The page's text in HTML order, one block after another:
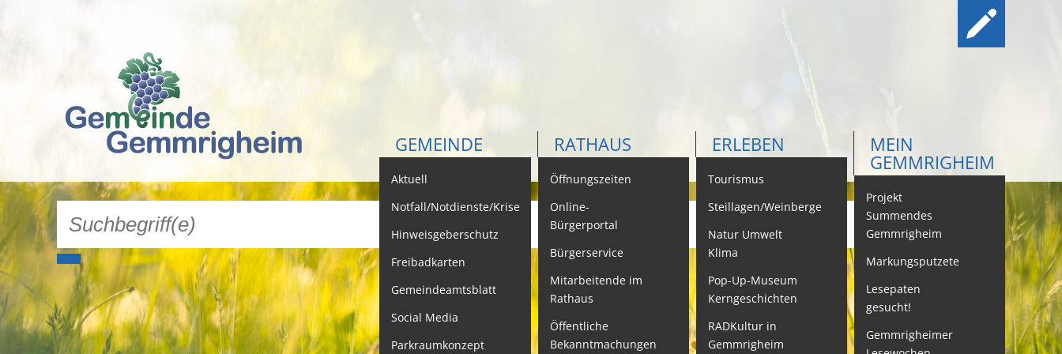
GEMEINDE
Aktuell
Notfall/Notdienste/Krise
Hinweisgeberschutz
Freibadkarten
Gemeindeamtsblatt
Social Media
Parkraumkonzept
RATHAUS
Öffnungszeiten
Kontakt
Online-
Bürgerportal
Bürgerservice
Behördenwegweiser
Lebenslagen
Leistungen -
Service BW
Mitarbeitende im
Rathaus
Öffentliche
Bekanntmachungen
ERLEBEN
Tourismus
Steillagen/Weinberge
Natur Umwelt
Klima
Pop-Up-Museum
Kerngeschichten
RADKultur in
Gemmrigheim
MEIN
GEMMRIGHEIM
Projekt
Summendes
Gemmrigheim
Markungsputzete
Lesepaten
gesucht!
Gemmrigheimer